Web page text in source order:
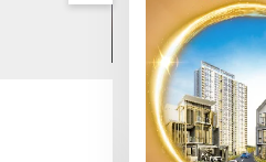
Debut Manis
Monga
Manchester